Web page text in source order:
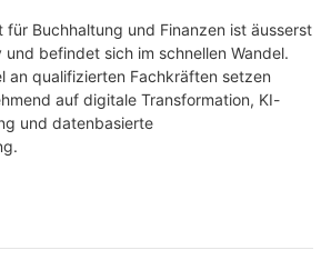
für Buchhaltung und Finanzen ist äusserst
befindet sich im schnellen Wandel.
an qualifizierten Fachkräften setzen
auf digitale Transformation, KI-
und datenbasierte